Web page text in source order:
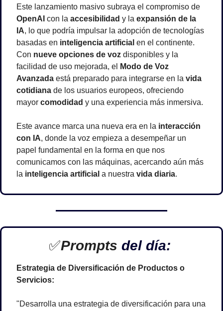
OpenAI con la accesibilidad y la expansión de la
IA, lo que podría impulsar la adopción de tecnologías
basadas en inteligencia artificial en el continente.
Con nueve opciones de voz disponibles y la
facilidad de uso mejorada, el
Modo de Voz
Avanzada está preparado para integrarse en la vida
cotidiana de los usuarios europeos, ofreciendo
mayor comodidad y una experiencia más inmersiva.
Este avance marca una nueva era en la interacción
con IA, donde la voz empieza a desempeñar un
papel fundamental en la forma en que nos
comunicamos con las máquinas, acercando aún más
la inteligencia artificial a nuestra vida diaria.
✅Prompts del día:
Estrategia de Diversificación de Productos o
Servicios:
"Desarrolla una estrategia de diversificación para una